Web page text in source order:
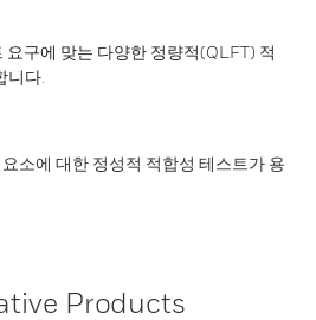
구에 맞는 다양한 정량적(QLFT) 적
니다.
소에 대한 정성적 적합성 테스트가 용
Products